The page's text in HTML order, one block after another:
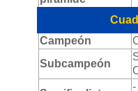
Campeón
Subcampeón
-